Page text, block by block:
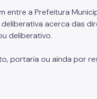
entre a Prefeitura
acerca das
deliberativo.
portaria ou ainda por